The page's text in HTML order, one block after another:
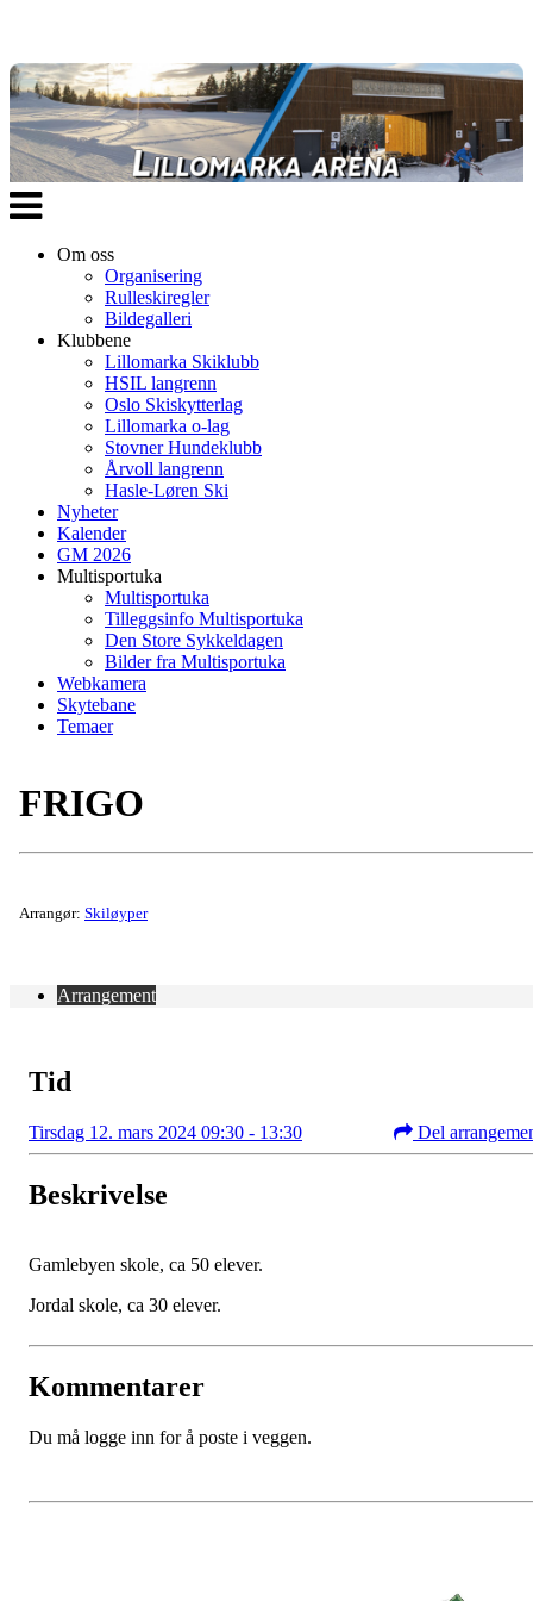
Veksle
navigasjon
Om oss
Organisering
Rulleskiregler
Bildegalleri
Klubbene
Lillomarka Skiklubb
HSIL langrenn
Oslo Skiskytterlag
Lillomarka o-lag
Stovner Hundeklubb
Årvoll langrenn
Hasle-Løren Ski
Nyheter
Kalender
GM 2026
Multisportuka
Multisportuka
Tilleggsinfo Multisportuka
Den Store Sykkeldagen
Bilder fra Multisportuka
Webkamera
Skytebane
Temaer
FRIGO
Arrangør: Skiløyper
Arrangement
Tid
Tirsdag 12. mars 2024 09:30 - 13:30 Del
Beskrivelse
Gamlebyen skole, ca 50 elever.
Jordal skole, ca 30 elever.
Kommentarer
Du må logge inn for å poste i veggen.